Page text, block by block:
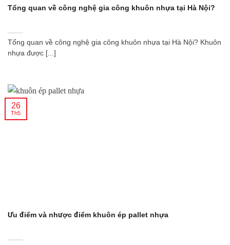
Tổng quan về công nghệ gia công khuôn nhựa tại Hà Nội?
Tổng quan về công nghệ gia công khuôn nhựa tại Hà Nội? Khuôn
nhựa được [...]
Ưu điểm và nhược điểm khuôn ép pallet nhựa
26
Th5